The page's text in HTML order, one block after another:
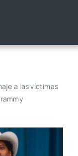
a las víctimas